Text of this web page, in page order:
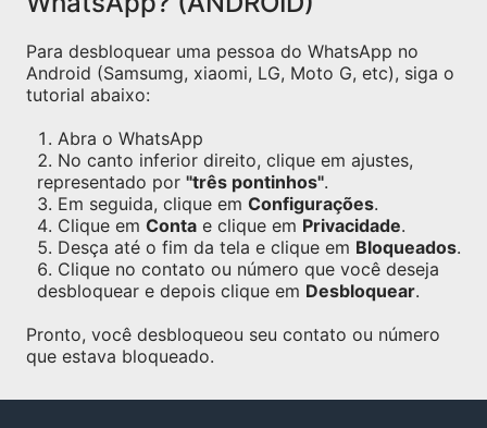
Para desbloquear uma pessoa do WhatsApp no
Android (Samsumg, xiaomi, LG, Moto G, etc), siga o
tutorial abaixo:
Abra o WhatsApp
No canto inferior direito, clique em ajustes,
representado por "três pontinhos".
Em seguida, clique em Configurações.
Clique em Conta e clique em Privacidade.
Desça até o fim da tela e clique em Bloqueados.
Clique no contato ou número que você deseja
desbloquear e depois clique em Desbloquear.
Pronto, você desbloqueou seu contato ou número
que estava bloqueado.